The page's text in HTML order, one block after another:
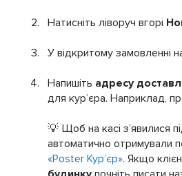
Натисніть ліворуч вгорі
У відкритому замовленні
Напишіть адресу
для кур’єра. Наприклад,
💡 Щоб на касі з’явилися
автоматично отримували
«Poster Кур’єр». Якщо